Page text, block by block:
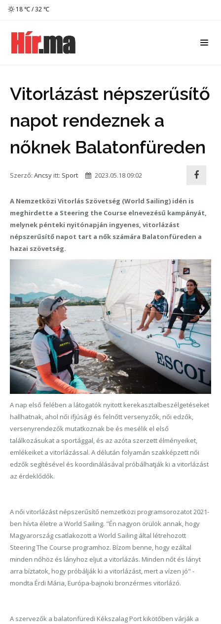
18 ℃ / 32 ℃
Vitorlázást népszerűsítő
napot rendeznek a
nőknek Balatonfüreden
Szerző: Ancsy itt: Sport 2023.05.18 09:02
A Nemzetközi Vitorlás Szövetség (World Sailing) idén is
meghirdette a Steering the Course elnevezésű kampányát,
melynek pénteki nyitónapján ingyenes, vitorlázást
népszerűsítő napot tart a nők számára Balatonfüreden a
hazai szövetség.
A nap első felében a látogatók nyitott kerekasztalbeszélgetéseket
hallhatnak, ahol női ifjúsági és felnőtt versenyzők, női edzők,
versenyrendezők mutatkoznak be és mesélik el első
találkozásukat a sportággal, és az azóta szerzett élményeiket,
emlékeiket a vitorlázással. A délután folyamán szakképzett női
edzők segítésével és koordinálásával próbálhatják ki a vitorlázást
az érdeklődők.
A női vitorlázást népszerűsítő nemzetközi programsorozatot 2021-
ben hívta életre a World Sailing. "Én nagyon örülök annak, hogy
Magyarország csatlakozott a World Sailing által létrehozott
Steering The Course programhoz. Bízom benne, hogy ezáltal
minden nőhöz és lányhoz eljut a vitorlázás. Minden nőt és lányt
arra bíztatok, hogy próbálják ki a vitorlázást, mert a vízen jó" -
mondta Érdi Mária, Európa-bajnoki bronzérmes vitorlázó.
A szervezők a balatonfüredi Kékszalag Port kikötőben várják a